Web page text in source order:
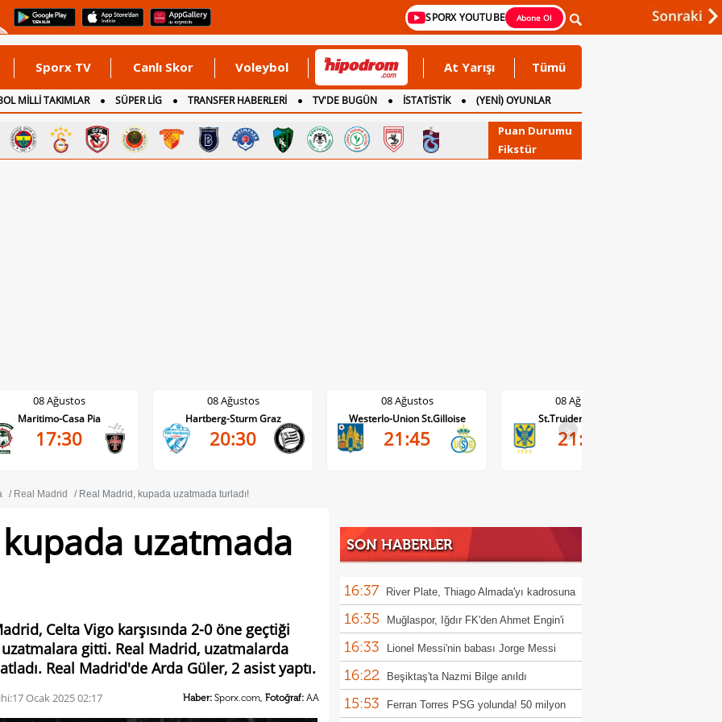
SPORX YOUTUBE Abone Ol
Sporx TV Canlı Skor Voleybol At Yarışı Tümü
MİLLİ TAKIMLAR SÜPER LİG TRANSFER HABERLERİ TV'DE BUGÜN İSTATİSTİK
(YENİ) OYUNLAR
Puan Durumu
Fikstür
08 Ağustos
Hartberg-Sturm Graz
20:30
08 Ağustos
Westerlo-Union St.Gilloise
21:45
08 Ağustos
St.Truiden-Lommel
21:45
08 Ağustos
Standard Liege-Cercle Brugge
19:15
>
Real Madrid Real Madrid, kupada uzatmada turladı!
uzatmada
Celta Vigo karşısında 2-0 öne geçtiği
gitti. Real Madrid, uzatmalarda
Real Madrid'de Arda Güler, 2 asist yaptı.
17 Ocak 2025 02:17 Haber: Sporx.com, Fotoğraf: AA
SON HABERLER
16:37 River Plate, Thiago Almada'yı kadrosuna
kattı
16:35 Muğlaspor, Iğdır FK'den Ahmet Engin'i
transfer etti
16:33 Lionel Messi'nin babası Jorge Messi
hayatını kaybetti
16:22 Beşiktaş'ta Nazmi Bilge anıldı
15:53 Ferran Torres PSG yolunda! 50 milyon